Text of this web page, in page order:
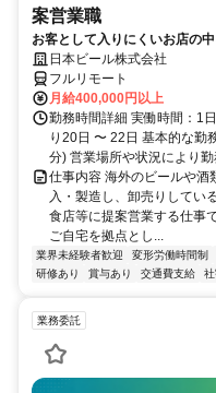
案営業職
お客として入りにくいお店の中
日本ビール株式会社
フルリモート
月給400,000円以上
勤務時間詳細 実働時間：1
り20日 〜 22日 基本的な勤
分) 営業場所や状況により勤
仕事内容 海外のビールや酒
入・製造し、卸売りしてい
食店等に提案営業する仕事
ご自宅を拠点とし...
業界未経験者歓迎 変形労働時間制
研修あり
賞与あり 交通費支給 社
業務委託